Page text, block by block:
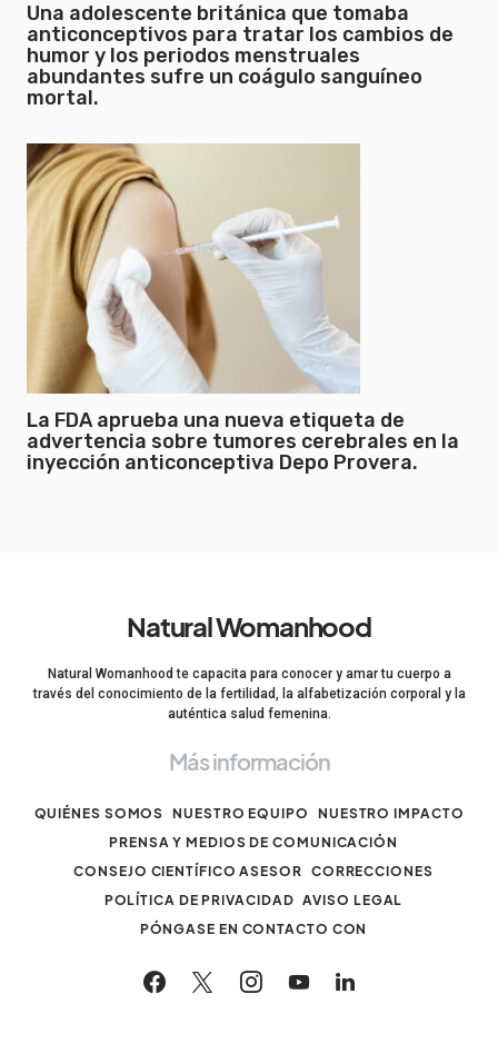
Una adolescente británica que tomaba
anticonceptivos para tratar los cambios de
humor y los periodos menstruales
abundantes sufre un coágulo sanguíneo
mortal.
La FDA aprueba una nueva etiqueta de
advertencia sobre tumores cerebrales en la
inyección anticonceptiva Depo Provera.
Natural Womanhood
Natural Womanhood te capacita para conocer y amar tu cuerpo a
través del conocimiento de la fertilidad, la alfabetización corporal y la
auténtica salud femenina.
Más información
QUIÉNES SOMOS NUESTRO EQUIPO
NUESTRO IMPACTO
PRENSA Y MEDIOS DE COMUNICACIÓN
CONSEJO CIENTÍFICO ASESOR CORRECCIONES
POLÍTICA DE PRIVACIDAD AVISO LEGAL
PÓNGASE EN CONTACTO CON